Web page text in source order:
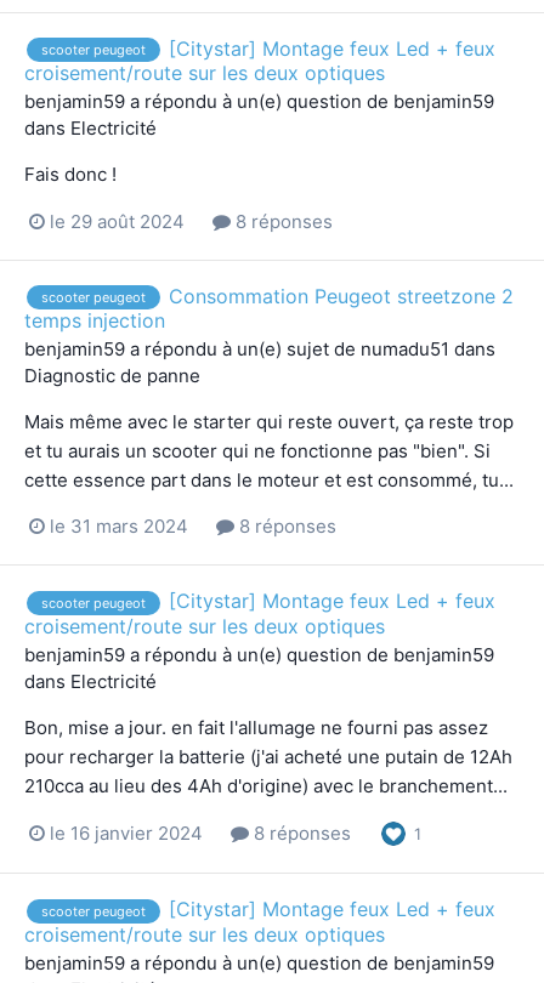
scooter peugeot
[Citystar] Montage feux Led + feux
croisement/route sur les deux optiques
benjamin59 a répondu à un(e) question de benjamin59
dans Electricité
Fais donc !
le 29 août 2024 8 réponses
scooter peugeot
Consommation Peugeot streetzone 2
temps injection
benjamin59 a répondu à un(e) sujet de numadu51 dans
Diagnostic de panne
Mais même avec le starter qui reste ouvert, ça reste trop
et tu aurais un scooter qui ne fonctionne pas "bien". Si
cette essence part dans le moteur et est consommé, tu...
le 31 mars 2024 8 réponses
scooter peugeot
[Citystar] Montage feux Led + feux
croisement/route sur les deux optiques
benjamin59 a répondu à un(e) question de benjamin59
dans Electricité
Bon, mise a jour. en fait l'allumage ne fourni pas assez
pour recharger la batterie (j'ai acheté une putain de 12Ah
210cca au lieu des 4Ah d'origine) avec le branchement...
le 16 janvier 2024 8 réponses 1
scooter peugeot
[Citystar] Montage feux Led + feux
croisement/route sur les deux optiques
benjamin59 a répondu à un(e) question de benjamin59